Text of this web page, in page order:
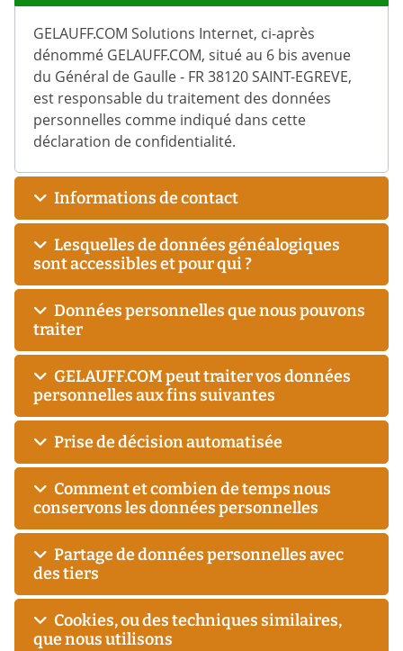
GELAUFF.COM Solutions Internet, ci-après
dénommé GELAUFF.COM, situé au 6 bis avenue
du Général de Gaulle - FR 38120 SAINT-EGREVE,
est responsable du traitement des données
personnelles comme indiqué dans cette
déclaration de confidentialité.
Informations de contact
Lesquelles de données généalogiques
sont accessibles et pour qui ?
Données personnelles que nous pouvons
traiter
GELAUFF.COM peut traiter vos données
personnelles aux fins suivantes
Prise de décision automatisée
Comment et combien de temps nous
conservons les données personnelles
Partage de données personnelles avec
des tiers
Cookies, ou des techniques similaires,
que nous utilisons